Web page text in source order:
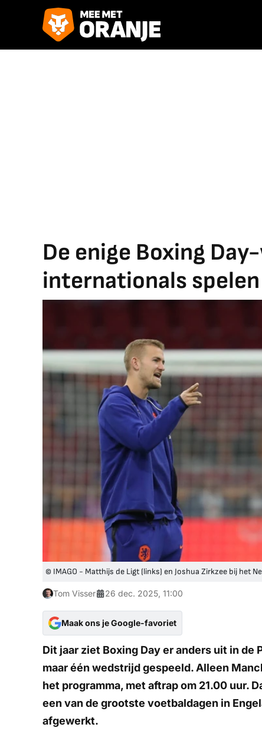
De enige Boxing
internationals
© IMAGO - Matthijs de Ligt (links) en Joshua Zirkzee bij het
Tom Visser 26 dec. 2025, 11:00
Maak ons je Google-favoriet
Dit jaar ziet Boxing Day er anders uit in
maar één wedstrijd gespeeld. Alleen
het programma, met aftrap om 21.00 uur.
een van de grootste voetbaldagen in
afgewerkt.